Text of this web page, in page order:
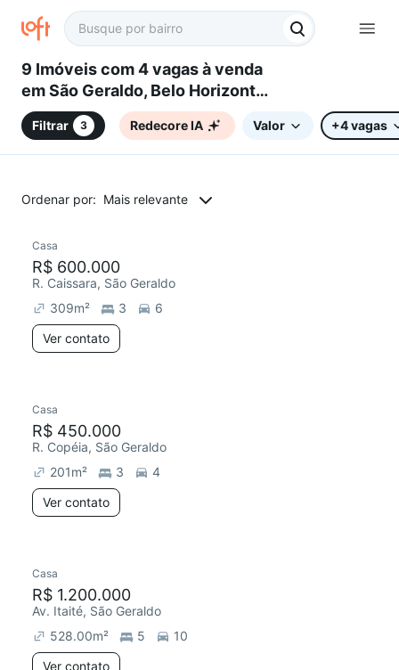
9 Imóveis com 4 vagas à venda
em São Geraldo, Belo Horizonte,
MG
Filtrar 3 Redecore IA Valor +4 vagas
Ordenar por: Mais relevante
Casa
R$ 600.000
R. Caissara, São Geraldo
309m² 3
6
Ver contato
Casa
R$ 450.000
R. Copéia, São Geraldo
201m² 3
4
Ver contato
Casa
R$ 1.200.000
Av. Itaité, São Geraldo
528.00m² 5
10
Ver contato